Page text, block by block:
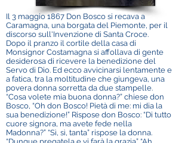
Il 3 maggio 1867 Don Bosco si recava a
Caramagna, una borgata del Piemonte, per il
discorso sull'Invenzione di Santa Croce.
Dopo il pranzo il cortile della casa di
Monsignor Costamagna si affollava di gente
desiderosa di ricevere la benedizione del
Servo di Dio. Ed ecco avvicinarsi lentamente e
a fatica, tra la moltitudine che giungeva, una
povera donna sorretta da due stampelle.
“Cosa volete mia buona donna?” chiese don
Bosco, “Oh don Bosco! Pietà di me: mi dia la
sua benedizione!” Rispose don Bosco: “Di tutto
cuore signora, ma avete fede nella
Madonna?” “Sì, sì, tanta” rispose la donna.